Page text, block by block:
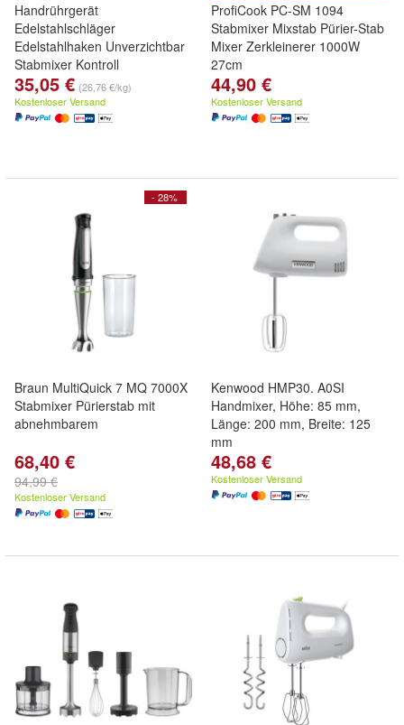
Handrührgerät
Edelstahlschläger
Edelstahlhaken Unverzichtbar
Stabmixer Kontroll
35,05 € (26,76 €/kg)
Kostenloser Versand
ProfiCook PC-SM 1094
Stabmixer Mixstab Pürier-Stab
Mixer Zerkleinerer 1000W
27cm
44,90 €
Kostenloser Versand
- 28%
Braun MultiQuick 7 MQ 7000X
Stabmixer Pürierstab mit
abnehmbarem
68,40 €
94,99 €
Kostenloser Versand
Kenwood HMP30. A0SI
Handmixer, Höhe: 85 mm,
Länge: 200 mm, Breite: 125
mm
48,68 €
Kostenloser Versand